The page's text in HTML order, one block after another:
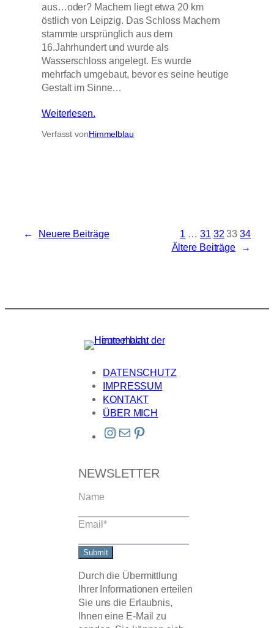
aus…oder? Machern liegt etwa 20 km
östlich von Leipzig. Das Schloss Machern
stammte ursprünglich aus dem
16.Jahrhundert und wurde als
Wasserschloss angelegt. Es wurde
mehrfach umgebaut, bevor es seine heutige
Gestalt im Sinne…
Weiterlesen.
Verfasst vonHimmelblau
← Neuere Beiträge 1 … 31 32 33 34
Ältere Beiträge
→
DATENSCHUTZ
IMPRESSUM
KONTAKT
ÜBER MICH
Instagram E-Mail Pinterest
NEWSLETTER
Name
Email*
Submit
Durch die Übermittlung
Ihrer Informationen erteilen
Sie uns die Erlaubnis,
Ihnen eine E-Mail zu